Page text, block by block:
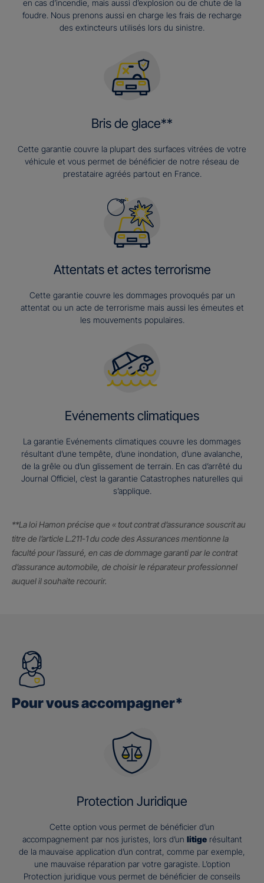
en cas d’incendie, mais aussi d’explosion ou de chute de la
foudre. Nous prenons aussi en charge les frais de recharge
des extincteurs utilisés lors du sinistre.
Bris de glace**
Cette garantie couvre la plupart des surfaces vitrées de votre
véhicule et vous permet de bénéficier de notre réseau de
prestataire agréés partout en France.
Attentats et actes terrorisme
Cette garantie couvre les dommages provoqués par un
attentat ou un acte de terrorisme mais aussi les émeutes et
les mouvements populaires.
Evénements climatiques
La garantie Evénements climatiques couvre les dommages
résultant d’une tempête, d’une inondation, d’une avalanche,
de la grêle ou d’un glissement de terrain. En cas d’arrêté du
Journal Officiel, c’est la garantie Catastrophes naturelles qui
s’applique.
**La loi Hamon précise que « tout contrat d’assurance souscrit au
titre de l’article L.211-1 du code des Assurances mentionne la
faculté pour l’assuré, en cas de dommage garanti par le contrat
d’assurance automobile, de choisir le réparateur professionnel
auquel il souhaite recourir.
Pour vous accompagner*
Protection Juridique
Cette option vous permet de bénéficier d’un
accompagnement par nos juristes, lors d’un litigerésultant
de la mauvaise application d’un contrat, comme par exemple,
une mauvaise réparation par votre garagiste. L’option
Protection juridique vous permet de bénéficier de conseils